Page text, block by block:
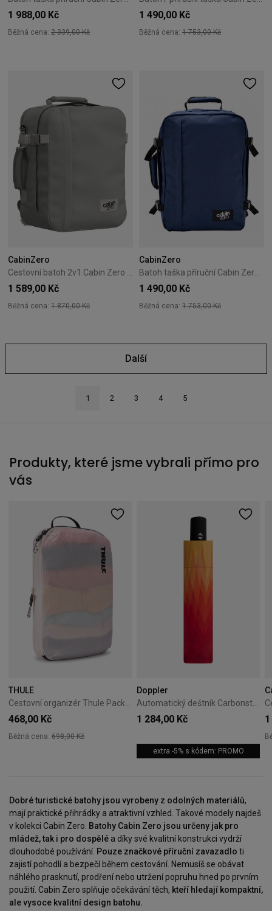
1 988,00 Kč
Běžná cena: 2 339,00 Kč
1 490,00 Kč
Běžná cena: 1 753,00 Kč
CabinZero
Cestovní batoh 2v1 Cabin Zero Classic Tech 28L Silver Storm
1 589,00 Kč
Běžná cena: 1 870,00 Kč
CabinZero
Batoh taška příruční Cabin Zero Classic 36L Navy
1 490,00 Kč
Běžná cena: 1 753,00 Kč
Další
1 2 3 4 5
Produkty, které jsme vybrali přímo pro
vás
THULE
Cestovní organizér Thule PackingCube kompresní M bílý
468,00 Kč
Běžná cena: 698,00 Kč
Doppler
Automatický deštník Carbonsteel Magic Doppler Magic oranžový
1 284,00 Kč
extra -5% s kódem: PROMO
Dobré turistické batohy jsou vyrobeny z odolných materiálů,
mají praktické přihrádky a atraktivní vzhled. Takové modely najdeš
v kolekci Cabin Zero. Batohy Cabin Zero jsou určeny jak pro
mládež, tak i pro dospělé a díky své kvalitní konstrukci vydrží
dlouhodobé používání. Pouze značkové příruční zavazadlo ti
zajistí pohodlí a bezpečí během cestování. Nemusíš se obávat
náhlého prasknutí, prodření nebo utržení popruhu hned po prvním
použití. Cabin Zero splňuje očekávání těch, kteří hledají kompaktní,
ale vysoce kvalitní design batohu.